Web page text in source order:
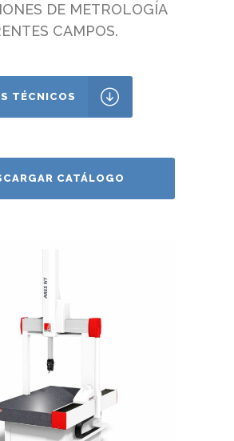
DE METROLOGÍA
CAMPOS.
TÉCNICOS
CATÁLOGO